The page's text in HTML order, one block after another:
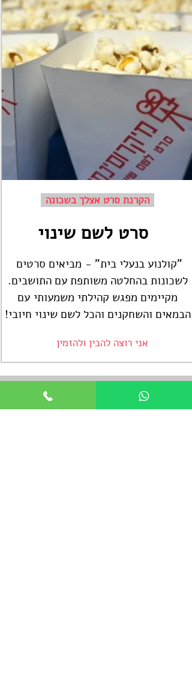
הקרנת סרט אצלך בשכונה
סרט לשם שינוי
"קולנוע בנעלי בית" - מביאים סרטים
לשכונות בהחלטה משותפת עם התושבים.
מקיימים מפגש קהילתי משמעותי עם
הבמאים והשחקנים והכל לשם שינוי חיובי!
אני רוצה להבין ולהזמין